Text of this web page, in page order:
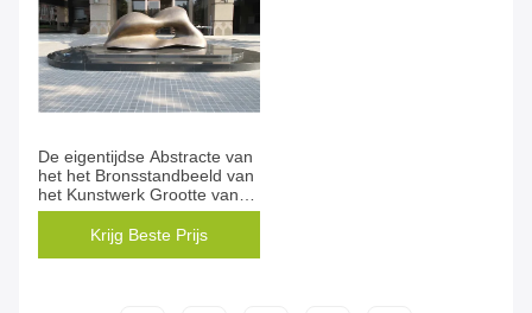
De eigentijdse Abstracte van
het het Bronsstandbeeld van
het Kunstwerk Grootte van
de het Ontwerpdouane
Krijg Beste Prijs